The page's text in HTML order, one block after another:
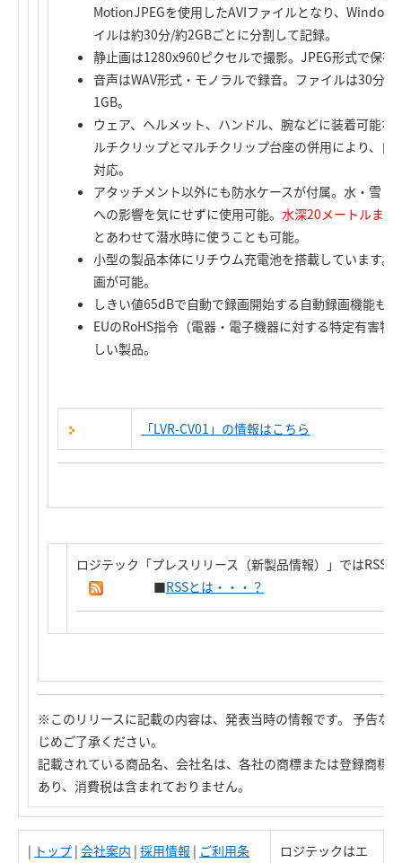
MotionJPEGを使用したAVIファイルとなり、
イルは約30分/約2GBごとに分割して記録。
静止画は1280x960ピクセルで撮影。JPEG形式で保存
音声はWAV形式・モノラルで録音。ファイルは30分
1GB。
ウェア、ヘルメット、ハンドル、腕などに装着可能
ルチクリップとマルチクリップ台座の併用により、
対応。
アタッチメント以外にも防水ケースが付属。水・雪
への影響を気にせずに使用可能。 水深20メートルまで
とあわせて潜水時に使うことも可能。
小型の製品本体にリチウム充電池を搭載しています
画が可能。
しきい値65dBで自動で録画開始する自動録画機能も
EUのRoHS指令（電器・電子機器に対する特定有害物
しい製品。
「LVR-CV01」の情報はこちら
ロジテック「プレスリリース（新製品情報）」ではRSS
■RSSとは・・・？
※このリリースに記載の内容は、発表当時の情報です。 予告な
じめご了承ください。
記載されている商品名、会社名は、各社の商標または登録商標
あり、消費税は含まれておりません。
| トップ | 会社案内 | 採用情報 | ご利用条
ロジテックはエ